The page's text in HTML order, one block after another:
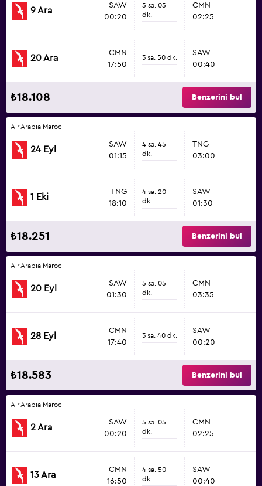
9 Ara
SAW
00:20
5 sa. 05
dk.
CMN
02:25
20 Ara
CMN
17:50
3 sa. 50 dk.
SAW
00:40
₺18.108 Benzerini bul
Air Arabia Maroc
24 Eyl
SAW
01:15
4 sa. 45
dk.
TNG
03:00
1 Eki
TNG
18:10
4 sa. 20
dk.
SAW
01:30
₺18.251 Benzerini bul
Air Arabia Maroc
20 Eyl
SAW
01:30
5 sa. 05
dk.
CMN
03:35
28 Eyl
CMN
17:40
3 sa. 40 dk.
SAW
00:20
₺18.583 Benzerini bul
Air Arabia Maroc
2 Ara
SAW
00:20
5 sa. 05
dk.
CMN
02:25
13 Ara
CMN
16:50
4 sa. 50
dk.
SAW
00:40